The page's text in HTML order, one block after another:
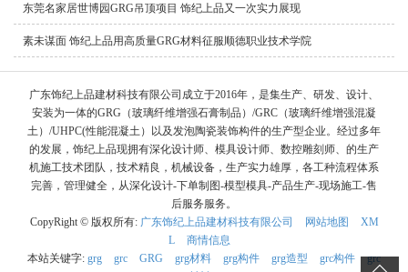
东莞名家居世博园GRG吊顶项目 饰纪上品又一次实力展现
素未谋面 饰纪上品用高质量GRG材料征服顺德职业技术学院
广东饰纪上品建材科技有限公司成立于2016年，是集生产、研发、设计、
安装为一体的GRG（玻璃纤维增强石膏制品）/GRC（玻璃纤维增强混凝
土）/UHPC(性能混凝土）以及发泡陶瓷装饰构件的生产型企业。经过多年
的发展，饰纪上品现拥有深化设计师、模具设计师、数控雕刻师、的生产
机施工技术团队，技术精良，机械设备，生产实力雄厚，各工种流程体系
完善，管理健全，从深化设计-下单制图-模型模具-产品生产-现场施工-售
后服务服务。
CopyRight © 版权所有: 广东饰纪上品建材科技有限公司 网站地图
XM
L
商情信息
本站关键字: grg grc GRG grg材料 grg构件 grg造型 grc构件
grc